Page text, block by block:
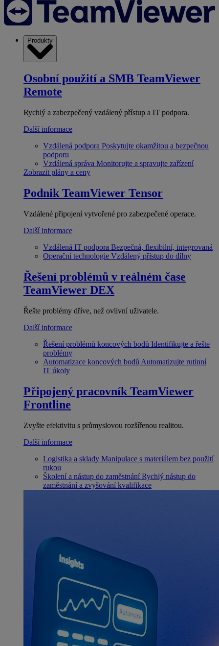
Produkty
Osobní použití a SMB TeamViewer
Remote
Rychlý a zabezpečený vzdálený přístup a IT podpora.
Další informace
Vzdálená podpora Poskytujte okamžitou a bezpečnou
podporu
Vzdálená správa Monitorujte a spravujte zařízení
Zobrazit plány a ceny
Podnik TeamViewer Tensor
Vzdálené připojení vytvořené pro zabezpečené operace.
Další informace
Vzdálená IT podpora Bezpečná, flexibilní, integrovaná
Operační technologie Vzdálený přístup do dílny
Řešení problémů v reálném čase
TeamViewer DEX
Řešte problémy dříve, než ovlivní uživatele.
Další informace
Řešení problémů koncových bodů Identifikujte a řešte
problémy
Automatizace koncových bodů Automatizujte rutinní
IT úkoly
Připojený pracovník TeamViewer
Frontline
Zvyšte efektivitu s průmyslovou rozšířenou realitou.
Další informace
Logistika a sklady Manipulace s materiálem bez použití
rukou
Školení a nástup do zaměstnání Rychlý nástup do
zaměstnání a zvyšování kvalifikace